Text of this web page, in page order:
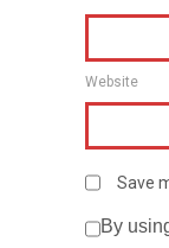
Website
Save
By